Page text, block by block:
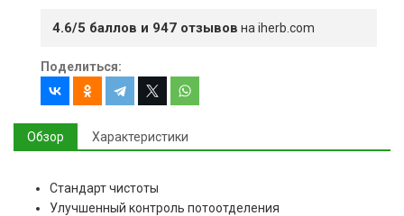
4.6/5 баллов и 947 отзывов на iherb.com
Поделиться:
Обзор Характеристики
Стандарт чистоты
Улучшенный контроль потоотделения